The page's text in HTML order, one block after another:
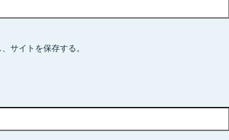
サイトを保存する。